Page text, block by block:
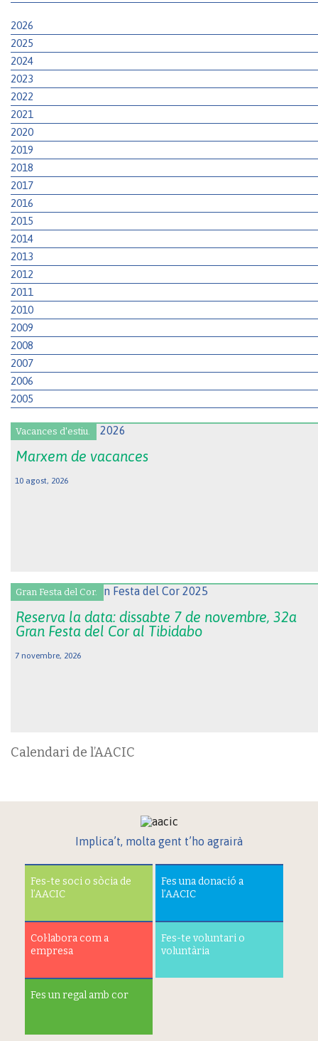
2026
2025
2024
2023
2022
2021
2020
2019
2018
2017
2016
2015
2014
2013
2012
2011
2010
2009
2008
2007
2006
2005
Vacances d'estiu.
Marxem de vacances
10 agost, 2026
Gran Festa del Cor.
Reserva la data: dissabte 7 de novembre, 32a
Gran Festa del Cor al Tibidabo
7 novembre, 2026
Calendari de l’AACIC
Implica’t, molta gent t’ho agrairà
Fes-te soci o sòcia de
l’AACIC
Fes una donació a
l’AACIC
Col·labora com a
empresa
Fes-te voluntari o
voluntària
Fes un regal amb cor